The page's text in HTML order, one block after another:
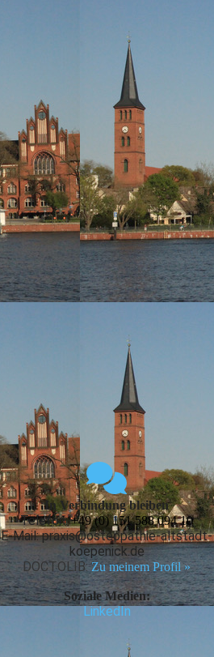
In Verbindung bleiben
Telefon:+49 (0) 151 588 094 10
E-Mail: praxis@osteopathie-altstadt-
koepenick.de
DOCTOLIB:Zu meinem Profil »
Soziale Medien:
LinkedIn